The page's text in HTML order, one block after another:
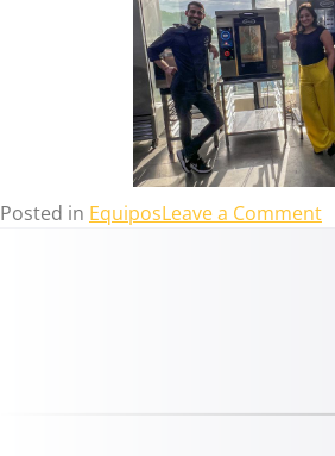
Posted in EquiposLeave a Comment